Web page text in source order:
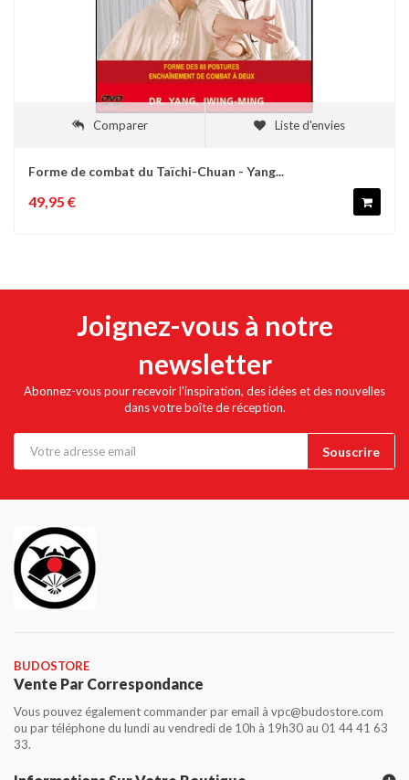
Comparer Liste d'envies
Forme de combat du Taïchi-Chuan - Yang...
49,95 €
Joignez-vous à notre
newsletter
Abonnez-vous pour recevoir l'inspiration, des idées et des nouvelles
dans votre boîte de réception.
BUDOSTORE
Vente Par Correspondance
Vous pouvez également commander par email à vpc@budostore.com
ou par téléphone du lundi au vendredi de 10h à 19h30 au 01 44 41 63
33.